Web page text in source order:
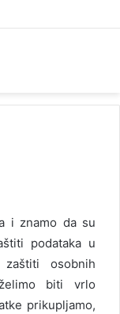
i znamo da su
podataka u
osobnih
biti vrlo
prikupljamo,